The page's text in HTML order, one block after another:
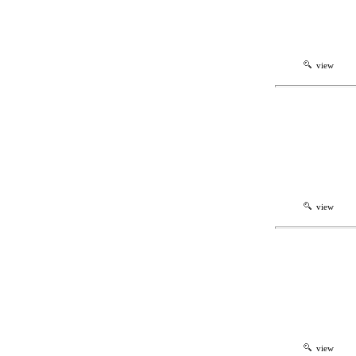
view
view
view